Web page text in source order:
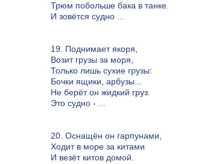
Трюм побольше бака в танке.
И зовётся судно ...
19. Поднимает якоря,
Возит грузы за моря,
Только лишь сухие грузы:
Бочки ящики, арбузы...
Не берёт он жидкий груз.
Это судно - ...
20. Оснащён он гарпунами,
Ходит в море за китами
И везёт китов домой.